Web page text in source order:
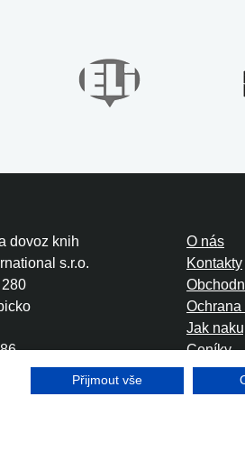
dovoz knih
s.r.o.
O nás
Kontakty
Jak
Ceníky
Foreign
Přijmout vše